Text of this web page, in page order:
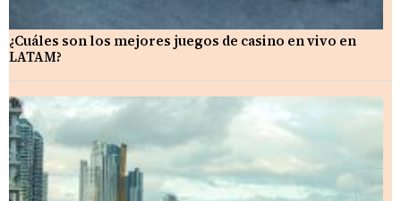
¿Cuáles son los mejores juegos de casino en vivo en
LATAM?